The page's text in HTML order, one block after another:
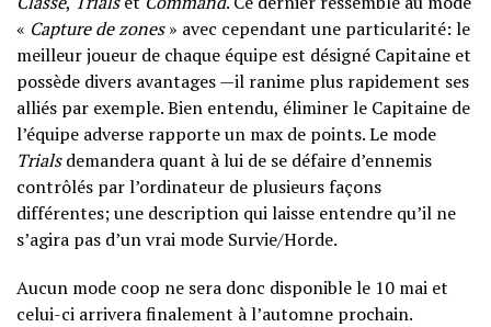
« Capture de zones» avec cependant une particularité: le
meilleur joueur de chaque équipe est désigné Capitaine et
possède divers avantages —il ranime plus rapidement ses
alliés par exemple. Bien entendu, éliminer le Capitaine de
l’équipe adverse rapporte un max de points. Le mode
Trialsdemandera quant à lui de se défaire d’ennemis
contrôlés par l’ordinateur de plusieurs façons
différentes; une description qui laisse entendre qu’il ne
s’agira pas d’un vrai mode Survie/Horde.
Aucun mode coop ne sera donc disponible le 10 mai et
celui-ci arrivera finalement à l’automne prochain.